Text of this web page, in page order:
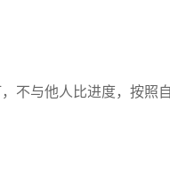
不与他人比进度，按照